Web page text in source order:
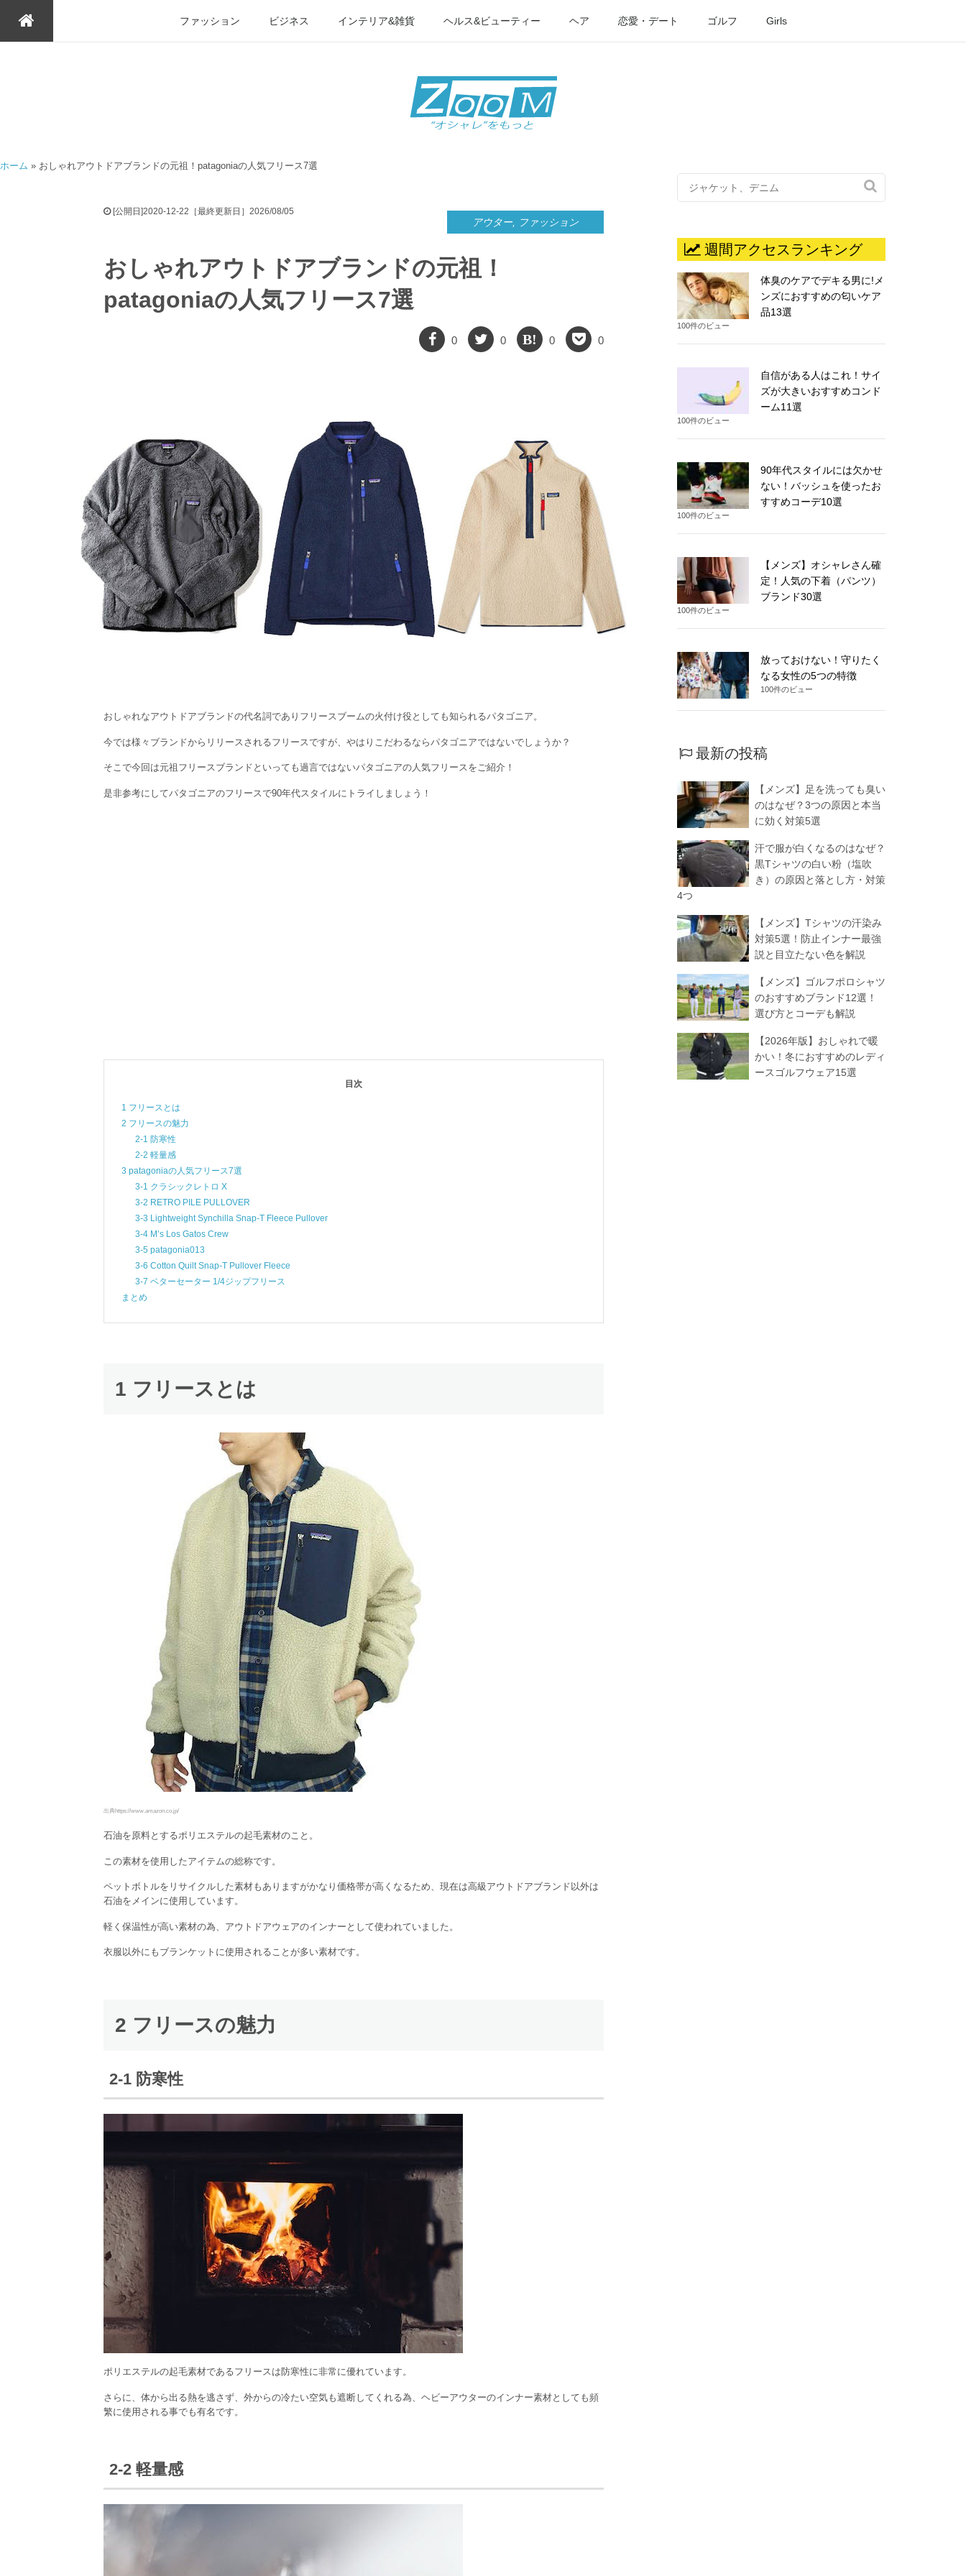
ファッション ビジネス インテリア&雑貨 ヘルス&ビューティー ヘア 恋愛・デート ゴルフ Girls
ホーム » おしゃれアウトドアブランドの元祖！patagoniaの人気フリース7選
[公開日]2020-12-22［最終更新日］2026/08/05
アウター, ファッション
おしゃれアウトドアブランドの元祖！
patagoniaの人気フリース7選
0 0 0 0
おしゃれなアウトドアブランドの代名詞でありフリースブームの火付け役としても知られるパタゴニア。
今では様々ブランドからリリースされるフリースですが、やはりこだわるならパタゴニアではないでしょうか？
そこで今回は元祖フリースブランドといっても過言ではないパタゴニアの人気フリースをご紹介！
是非参考にしてパタゴニアのフリースで90年代スタイルにトライしましょう！
目次
1 フリースとは
2 フリースの魅力
2-1 防寒性
2-2 軽量感
3 patagoniaの人気フリース7選
3-1 クラシックレトロ X
3-2 RETRO PILE PULLOVER
3-3 Lightweight Synchilla Snap-T Fleece Pullover
3-4 M’s Los Gatos Crew
3-5 patagonia013
3-6 Cotton Quilt Snap-T Pullover Fleece
3-7 ベターセーター 1/4ジップフリース
まとめ
1 フリースとは
出典https://www.amazon.co.jp/
石油を原料とするポリエステルの起毛素材のこと。
この素材を使用したアイテムの総称です。
ペットボトルをリサイクルした素材もありますがかなり価格帯が高くなるため、現在は高級アウトドアブランド以外は
石油をメインに使用しています。
軽く保温性が高い素材の為、アウトドアウェアのインナーとして使われていました。
衣服以外にもブランケットに使用されることが多い素材です。
2 フリースの魅力
2-1 防寒性
ポリエステルの起毛素材であるフリースは防寒性に非常に優れています。
さらに、体から出る熱を逃さず、外からの冷たい空気も遮断してくれる為、ヘビーアウターのインナー素材としても頻
繁に使用される事でも有名です。
2-2 軽量感

週間アクセスランキング
体臭のケアでデキる男に!メ
ンズにおすすめの匂いケア
品13選
100件のビュー
自信がある人はこれ！サイ
ズが大きいおすすめコンド
ーム11選
100件のビュー
90年代スタイルには欠かせ
ない！バッシュを使ったお
すすめコーデ10選
100件のビュー
【メンズ】オシャレさん確
定！人気の下着（パンツ）
ブランド30選
100件のビュー
放っておけない！守りたく
なる女性の5つの特徴
100件のビュー
最新の投稿
【メンズ】足を洗っても臭い
のはなぜ？3つの原因と本当
に効く対策5選
汗で服が白くなるのはなぜ？
黒Tシャツの白い粉（塩吹
き）の原因と落とし方・対策
4つ
【メンズ】Tシャツの汗染み
対策5選！防止インナー最強
説と目立たない色を解説
【メンズ】ゴルフポロシャツ
のおすすめブランド12選！
選び方とコーデも解説
【2026年版】おしゃれで暖
かい！冬におすすめのレディ
ースゴルフウェア15選